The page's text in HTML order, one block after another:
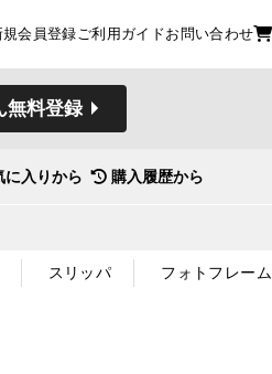
規会員登録ご利用ガイドお問い合わせ
無料登録
に入りから 購入履歴から
スリッパ フォトフレーム